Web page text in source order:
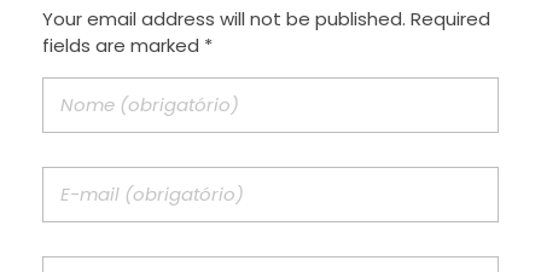
Your email address will not be published. Required
fields are marked *